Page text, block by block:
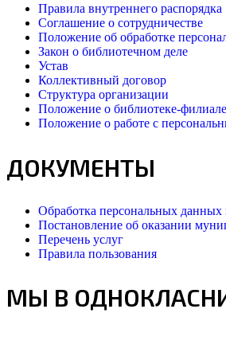
Правила внутреннего распорядка
Соглашение о сотрудничестве
Положение об обработке
Закон о библиотечном деле
Устав
Коллективный договор
Структура организации
Положение о библиотеке-филиале
Положение о работе с
ДОКУМЕНТЫ
Обработка персональных данных
Постановление об оказании
Перечень услуг
Правила пользования
МЫ В